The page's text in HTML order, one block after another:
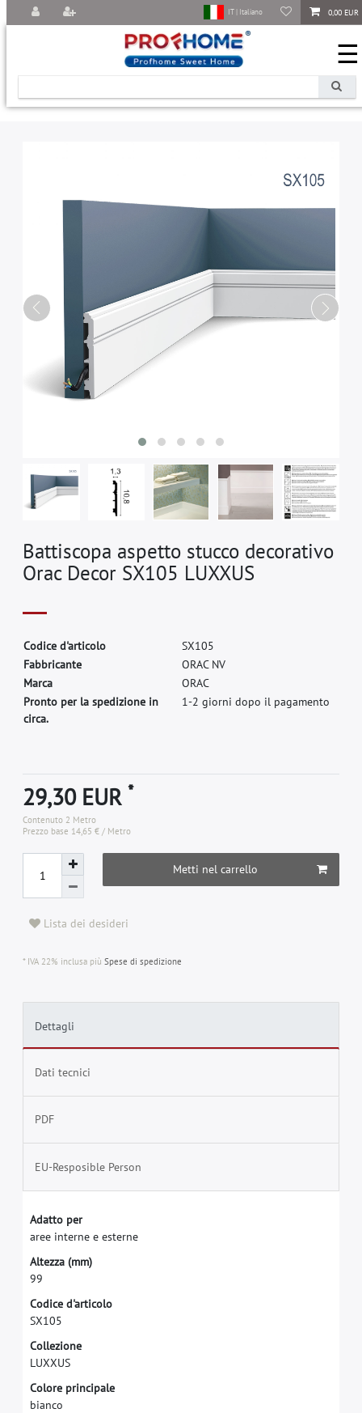
0,00 EUR
IT | Italiano
☰
Battiscopa aspetto stucco decorativo
Orac Decor SX105 LUXXUS
Codice d'articolo SX105
Fabbricante ORAC NV
Marca ORAC
Pronto per la spedizione in
circa.
1-2 giorni dopo il pagamento
29,30 EUR*
Contenuto 2 Metro
Prezzo base 14,65 € / Metro
Metti nel carrello
Lista dei desideri
* IVA 22% inclusa più Spese di spedizione
Dettagli
Dati tecnici
PDF
EU-Resposible Person
Adatto per
aree interne e esterne
Altezza (mm)
99
Codice d'articolo
SX105
Collezione
LUXXUS
Colore principale
bianco